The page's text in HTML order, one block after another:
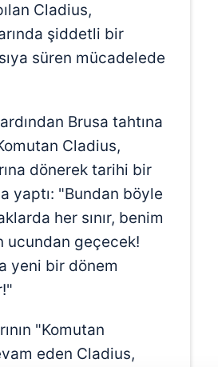
Cladius,
şiddetli bir
süren mücadelede
Brusa tahtına
Cladius,
dönerek tarihi bir
yaptı: "Bundan böyle
her sınır, benim
ucundan geçecek!
yeni bir dönem
"Komutan
eden Cladius,